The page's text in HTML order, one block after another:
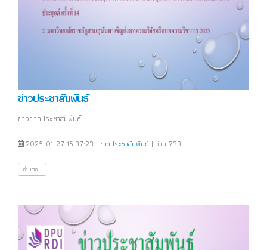
ข่าวประชาสัมพันธ์
ข่าวฝากประชาสัมพันธ์
2025-01-27 15:37:23 | ข่าวประชาสัมพันธ์| อ่าน 733
อ่านต่อ...